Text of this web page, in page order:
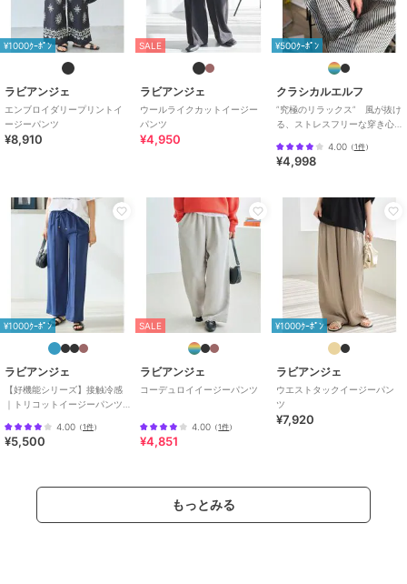
ブランド ラビアンジェ
ショップ ラビアンジェ
性別タイプ
レディース
パンツ
素材
表地ポリエステル 99%
ポリウレタン 1%
裏地ポリエステル100%
商品のお取り扱い方法
お手入れ
特徴
パンツ
カットソー素材/
ストレッチ / ルーズストレート/
ワイド・バギー
ストレートパン
ハイライズ
その他パンツ
材/無地/その他柄/洗える/
ストレッチ/ルーズストレート
ワイド・バギー/ストレートパン
¥1000ｸｰﾎﾟﾝ
ラビアンジェ
エンブロイダリープリントイ
ージーパンツ
¥8,910
SALE
ラビアンジェ
ウールライクカットイージー
パンツ
¥4,950
¥500ｸｰﾎﾟﾝ
クラシカルエルフ
”究極のリラックス” 風が抜け
る、ストレスフリーな穿き心
ドカーブパンツ
4.00（1件）
¥4,998
¥1000ｸｰﾎﾟﾝ
ラビアンジェ
【好機能シリーズ】接触冷感
｜トリコットイージーパンツ
ットアップ対応
4.00 （1件）
¥5,500
SALE
ラビアンジェ
コーデュロイイージーパンツ
4.00 （1件）
¥4,851
¥1000ｸｰﾎﾟﾝ
ラビアンジェ
ウエストタックイージーパン
ツ
¥7,920
もっとみる